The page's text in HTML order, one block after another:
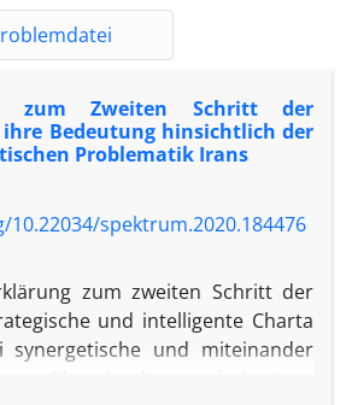
zum Zweiten Schritt der
Bedeutung hinsichtlich der
Problematik Irans
spektrum.2020.184476
zum zweiten Schritt der
und intelligente Charta
und miteinander
„Theorie des revolutionären